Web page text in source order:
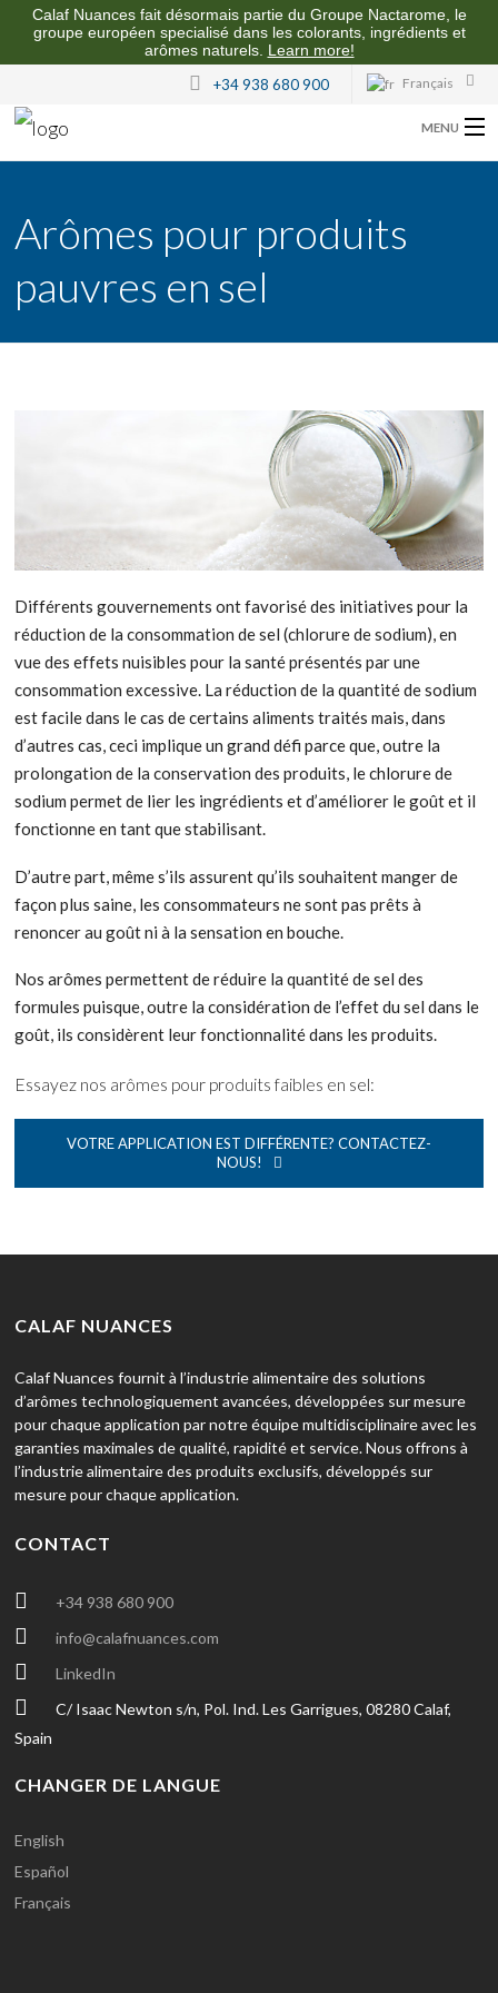
Calaf Nuances fait désormais partie du Groupe Nactarome, le
groupe européen specialisé dans les colorants, ingrédients et
arômes naturels. Learn more!
Français
+34 938 680 900
MENU
NOS ARÔMES
QUALITÉ ET DURABILITÉ
CONTACT
Arômes pour produits
pauvres en sel
Différents gouvernements ont favorisé des initiatives pour la
réduction de la consommation de sel (chlorure de sodium), en
vue des effets nuisibles pour la santé présentés par une
consommation excessive. La réduction de la quantité de sodium
est facile dans le cas de certains aliments traités mais, dans
d’autres cas, ceci implique un grand défi parce que, outre la
prolongation de la conservation des produits, le chlorure de
sodium permet de lier les ingrédients et d’améliorer le goût et il
fonctionne en tant que stabilisant.
D’autre part, même s’ils assurent qu’ils souhaitent manger de
façon plus saine, les consommateurs ne sont pas prêts à
renoncer au goût ni à la sensation en bouche.
Nos arômes permettent de réduire la quantité de sel des
formules puisque, outre la considération de l’effet du sel dans le
goût, ils considèrent leur fonctionnalité dans les produits.
Essayez nos arômes pour produits faibles en sel:
VOTRE APPLICATION EST DIFFÉRENTE? CONTACTEZ-
NOUS!
CALAF NUANCES
Calaf Nuances fournit à l’industrie alimentaire des solutions
d’arômes technologiquement avancées, développées sur mesure
pour chaque application par notre équipe multidisciplinaire avec les
garanties maximales de qualité, rapidité et service. Nous offrons à
l’industrie alimentaire des produits exclusifs, développés sur
mesure pour chaque application.
CONTACT
+34 938 680 900
info@calafnuances.com
LinkedIn
C/ Isaac Newton s/n, Pol. Ind. Les Garrigues, 08280 Calaf,
Spain
CHANGER DE LANGUE
English
Español
Français